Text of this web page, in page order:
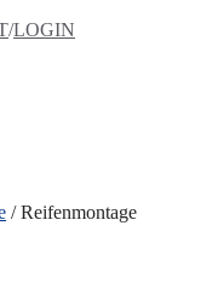
/LOGIN
/ Reifenmontage